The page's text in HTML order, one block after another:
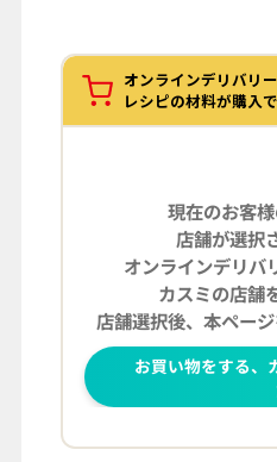
オンラインデリバリ
レシピの材料が購入で